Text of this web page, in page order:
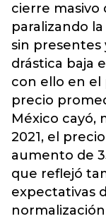
cierre masivo
paralizando
sin
drástica baja
con ello en el
precio
México cayó,
2021, el
aumento de
que reflejó
expectativas